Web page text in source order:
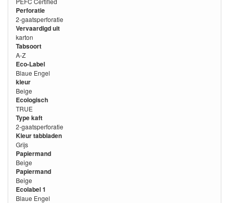
Perforatie
2-gaatsperforatie
Vervaardigd uit
karton
Tabsoort
A-Z
Eco-Label
Blaue Engel
kleur
Beige
Ecologisch
TRUE
Type kaft
2-gaatsperforatie
Kleur tabbladen
Grijs
Papiermand
Beige
Papiermand
Beige
Ecolabel 1
Blaue Engel